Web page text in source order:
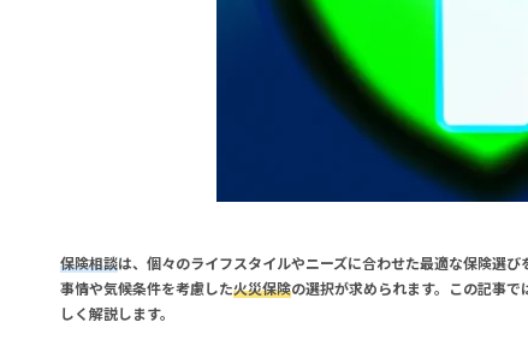
保険相談は、個々のライフスタイルやニーズに合わせた最適な保険選
事情や気候条件を考慮した火災保険の選択が求められます。この記事で
しく解説します。